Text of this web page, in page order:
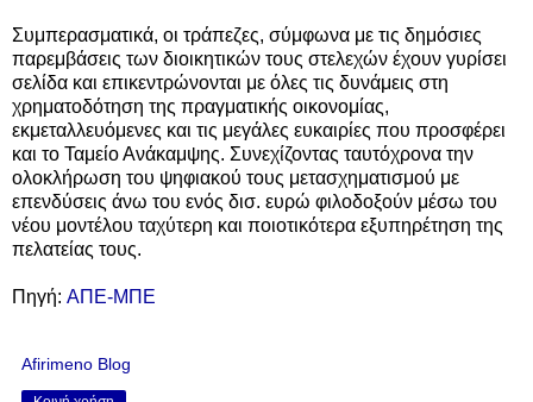
Συμπερασματικά, οι τράπεζες, σύμφωνα με τις δημόσιες
παρεμβάσεις των διοικητικών τους στελεχών έχουν γυρίσει
σελίδα και επικεντρώνονται με όλες τις δυνάμεις στη
χρηματοδότηση της πραγματικής οικονομίας,
εκμεταλλευόμενες και τις μεγάλες ευκαιρίες που προσφέρει
και το Ταμείο Ανάκαμψης. Συνεχίζοντας ταυτόχρονα την
ολοκλήρωση του ψηφιακού τους μετασχηματισμού με
επενδύσεις άνω του ενός δισ. ευρώ φιλοδοξούν μέσω του
νέου μοντέλου ταχύτερη και ποιοτικότερα εξυπηρέτηση της
πελατείας τους.
Πηγή: ΑΠΕ-ΜΠΕ
Afirimeno Blog